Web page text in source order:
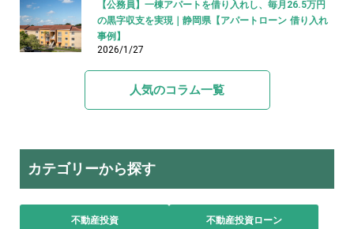
【公務員】一棟アパートを借り入れし、毎月26.5万円
の黒字収支を実現｜静岡県【アパートローン 借り入れ
事例】
2026/1/27
人気のコラム一覧
カテゴリーから探す
不動産投資 不動産投資ローン